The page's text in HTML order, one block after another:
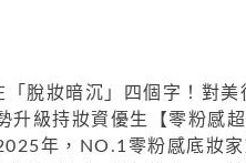
脫妝暗沉」四個字！對
升級持妝資優生【零粉感超
年，NO.1零粉感底妝家